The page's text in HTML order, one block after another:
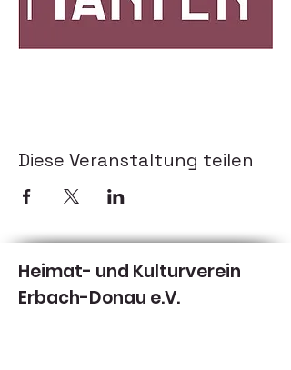
Diese Veranstaltung teilen
Heimat- und Kulturverein
Erbach-Donau e.V.